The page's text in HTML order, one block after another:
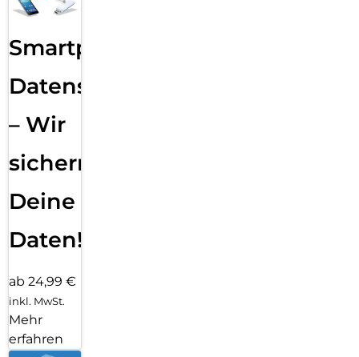
Smartphone
Datensicherung
– Wir
sichern
Deine
Daten!
ab 24,99 €
inkl. MwSt.
Mehr
erfahren